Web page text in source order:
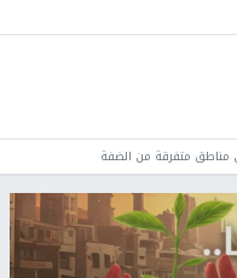
مناطق متفرقة من الضفة